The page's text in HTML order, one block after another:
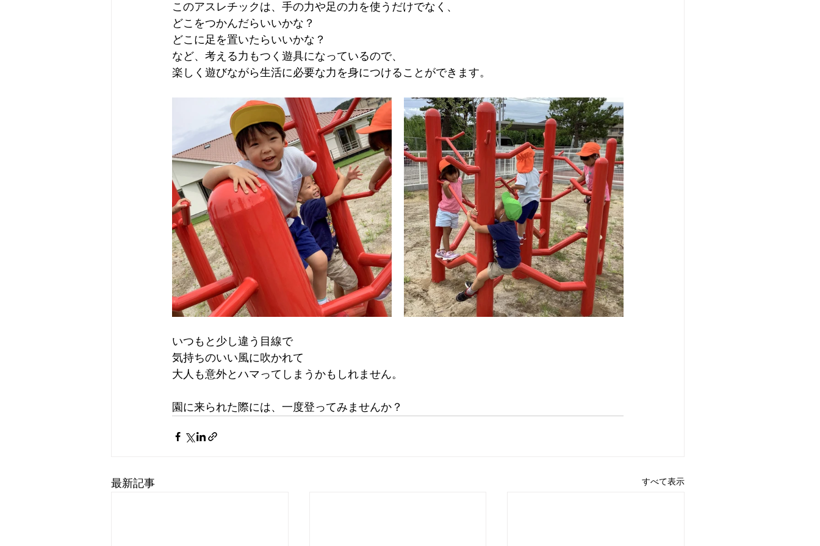
このアスレチックは、手の力や足の力を使うだけでなく、
どこをつかんだらいいかな？
どこに足を置いたらいいかな？
など、考える力もつく遊具になっているので、
楽しく遊びながら生活に必要な力を身につけることができます。
いつもと少し違う目線で
気持ちのいい風に吹かれて
大人も意外とハマってしまうかもしれません。
園に来られた際には、一度登ってみませんか？
最新記事 すべて表示